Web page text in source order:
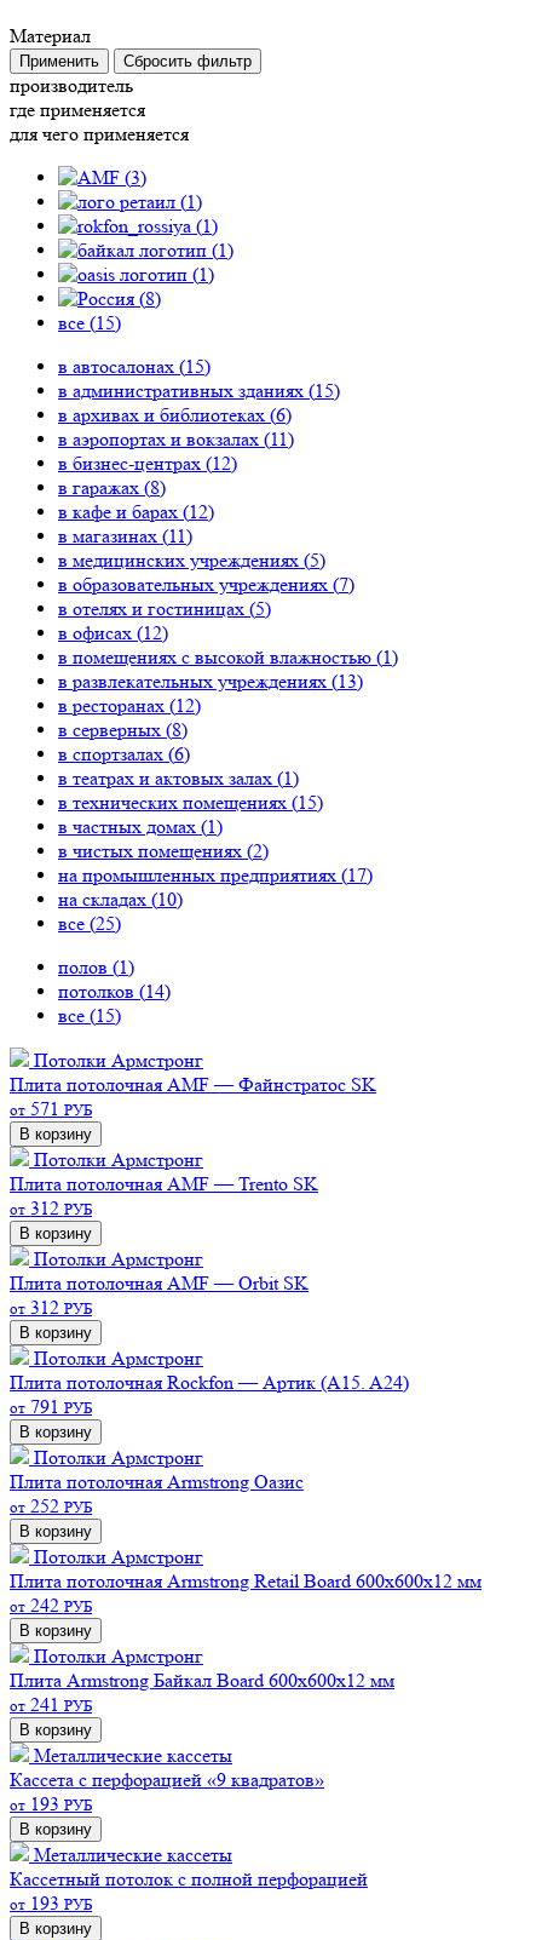
Материал
Применить Сбросить фильтр
производитель
где применяется
для чего применяется
(3)
(1)
(1)
(1)
(1)
(8)
все (15)
в автосалонах (15)
в административных зданиях (15)
в архивах и библиотеках (6)
в аэропортах и вокзалах (11)
в бизнес-центрах (12)
в гаражах (8)
в кафе и барах (12)
в магазинах (11)
в медицинских учреждениях (5)
в образовательных учреждениях (7)
в отелях и гостиницах (5)
в офисах (12)
в помещениях с высокой влажностью (1)
в развлекательных учреждениях (13)
в ресторанах (12)
в серверных (8)
в спортзалах (6)
в театрах и актовых залах (1)
в технических помещениях (15)
в частных домах (1)
в чистых помещениях (2)
на промышленных предприятиях (17)
на складах (10)
все (25)
полов (1)
потолков (14)
все (15)
Потолки Армстронг
Плита потолочная AMF — Файнстратос SK
от 571 РУБ
В корзину
Потолки Армстронг
Плита потолочная AMF — Trento SK
от 312 РУБ
В корзину
Потолки Армстронг
Плита потолочная AMF — Orbit SK
от 312 РУБ
В корзину
Потолки Армстронг
Плита потолочная Rockfon — Артик (A15. A24)
от 791 РУБ
В корзину
Потолки Армстронг
Плита потолочная Armstrong Оазис
от 252 РУБ
В корзину
Потолки Армстронг
Плита потолочная Armstrong Retail Board 600х600х12 мм
от 242 РУБ
В корзину
Потолки Армстронг
Плита Armstrong Байкал Board 600х600х12 мм
от 241 РУБ
В корзину
Металлические кассеты
Кассета с перфорацией «9 квадратов»
от 193 РУБ
В корзину
Металлические кассеты
Кассетный потолок с полной перфорацией
от 193 РУБ
В корзину